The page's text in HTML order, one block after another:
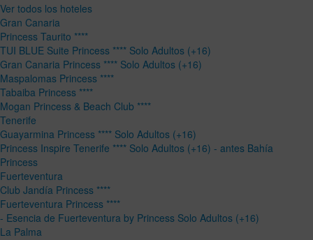
Ver todos los hoteles
Gran Canaria
Princess Taurito ****
TUI BLUE Suite Princess **** Solo Adultos (+16)
Gran Canaria Princess **** Solo Adultos (+16)
Maspalomas Princess ****
Tabaiba Princess ****
Mogan Princess & Beach Club ****
Tenerife
Guayarmina Princess **** Solo Adultos (+16)
Princess Inspire Tenerife **** Solo Adultos (+16) - antes Bahía
Princess
Fuerteventura
Club Jandía Princess ****
Fuerteventura Princess ****
- Esencia de Fuerteventura by Princess Solo Adultos (+16)
La Palma